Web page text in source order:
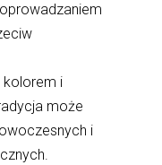
kolorem i
może
i